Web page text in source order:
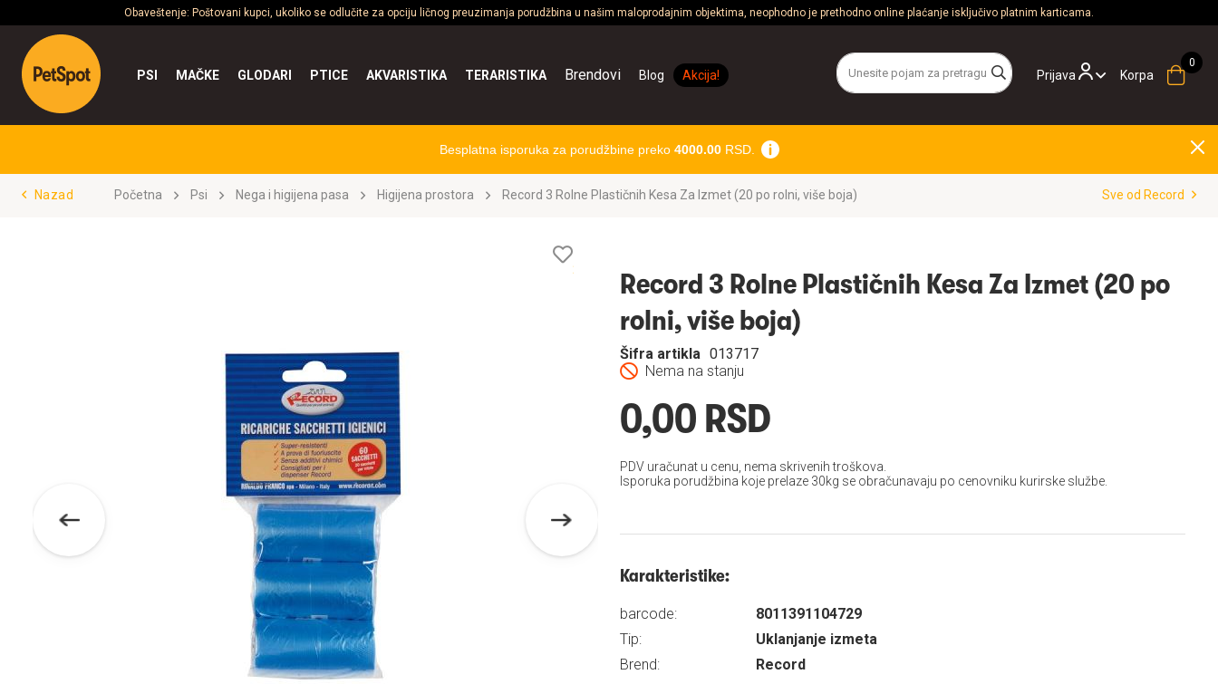
Obaveštenje: Poštovani kupci, ukoliko se odlučite za opciju ličnog preuzimanja porudžbina u našim maloprodajnim objektima, neophodno je prethodno online plaćanje isključivo platnim karticama.
Prijava
PSI MAČKE GLODARI PTICE AKVARISTIKA TERARISTIKA Brendovi Blog Akcija! Korpa
Besplatna isporuka za porudžbine preko 4000.00RSD.
Nazad Početna Psi Nega i higijena pasa Higijena prostora Record 3 Rolne Plastičnih Kesa Za Izmet (20 po rolni, više boja) Sve od Record
želja
Record 3 Rolne Plastičnih Kesa Za Izmet (20 po
rolni, više boja)
Nema na stanju
Šifra artikla 013717
0,00 RSD
PDV uračunat u cenu, nema skrivenih troškova.
Isporuka porudžbina koje prelaze 30kg se obračunavaju po cenovniku kurirske službe.
Karakteristike:
barcode:
8011391104729
Tip:
Uklanjanje izmeta
Brend:
Record